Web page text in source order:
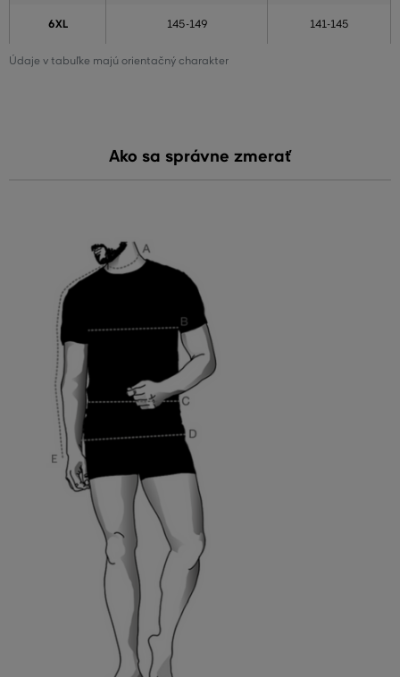
Údaje v tabuľke majú orientačný charakter
6XL 145-149 141-145
Ako sa správne zmerať